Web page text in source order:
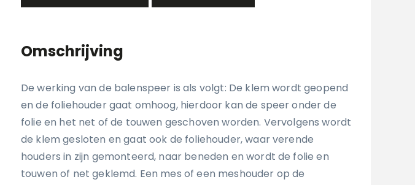
Omschrijving
De werking van de balenspeer is als volgt: De klem wordt geopend
en de foliehouder gaat omhoog, hierdoor kan de speer onder de
folie en het net of de touwen geschoven worden. Vervolgens wordt
de klem gesloten en gaat ook de foliehouder, waar verende
houders in zijn gemonteerd, naar beneden en wordt de folie en
touwen of net geklemd. Een mes of een meshouder op de